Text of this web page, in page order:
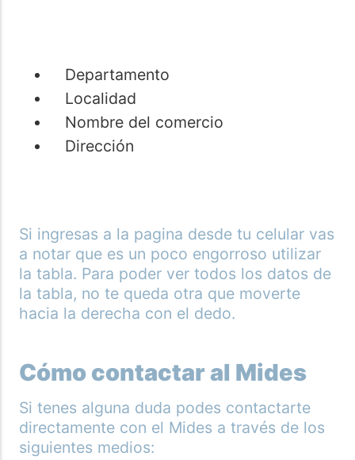
Departamento
Localidad
Nombre del comercio
Dirección
Si ingresas a la pagina desde tu celular vas
a notar que es un poco engorroso utilizar
la tabla. Para poder ver todos los datos de
la tabla, no te queda otra que moverte
hacia la derecha con el dedo.
Cómo contactar al Mides
Si tenes alguna duda podes contactarte
directamente con el Mides a través de los
siguientes medios: